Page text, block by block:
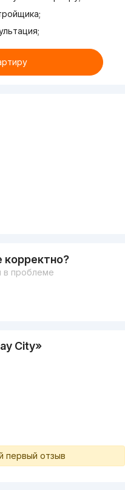
корректно?
в проблеме
City»
первый отзыв